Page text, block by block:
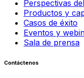
Perspectivas
Productos y
Casos de éxito
Eventos y
Sala de prensa
Contáctenos